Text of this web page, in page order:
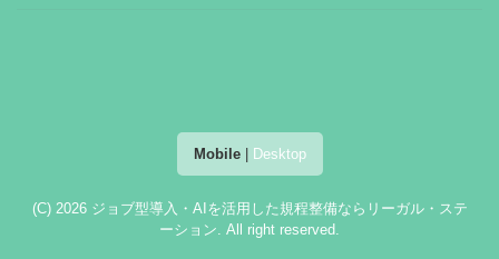
Mobile| Desktop
(C) 2026 ジョブ型導入・AIを活用した規程整備ならリーガル・ステ
ーション. All right reserved.